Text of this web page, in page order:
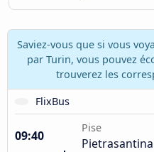
Saviez-vous que si vous
par Turin, vous pouvez
trouverez les
FlixBus
09:40
Pise